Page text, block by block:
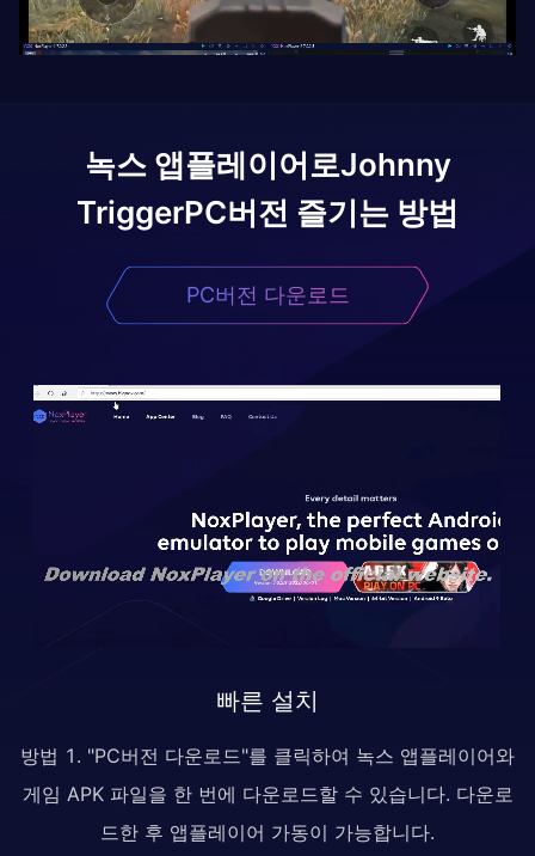
녹스 앱플레이어로Johnny
TriggerPC버전 즐기는 방법
PC버전 다운로드
빠른 설치
방법 1. "PC버전 다운로드"를 클릭하여 녹스 앱플레이어와
게임 APK 파일을 한 번에 다운로드할 수 있습니다. 다운로
드한 후 앱플레이어 가동이 가능합니다.